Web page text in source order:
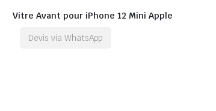
Vitre Avant pour iPhone 12 Mini Apple
Devis via WhatsApp